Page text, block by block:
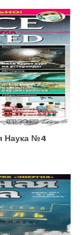
Наука №4